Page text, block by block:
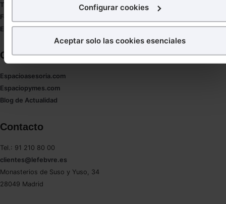
¿Qué puedes hacer?
la web sea óptima
Puedesaceptar solo las esenciales
las cookies excepto aquellas imprescindibles.
También puedes
no seleccionas ninguna utilizaremos las que sean
Saber más acerca de las cookies
Configurar cookies
Aceptar solo las cookies esenciales
Tienda online
Formación
Empleos
Otras webs de Lefebvre
Espacioasesoria.com
Espaciopymes.com
Blog de Actualidad
Contacto
Tel.: 91 210 80 00
clientes@lefebvre.es
Monasterios de Suso y Yuso, 34
28049 Madrid